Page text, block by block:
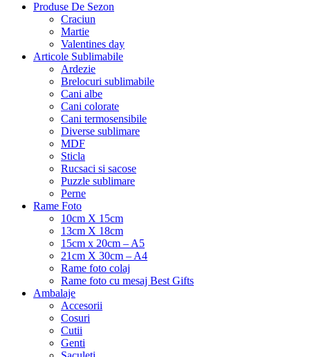
Produse De Sezon
Craciun
Martie
Valentines day
Articole Sublimabile
Ardezie
Brelocuri sublimabile
Cani albe
Cani colorate
Cani termosensibile
Diverse sublimare
MDF
Sticla
Rucsaci si sacose
Puzzle sublimare
Perne
Rame Foto
10cm X 15cm
13cm X 18cm
15cm x 20cm – A5
21cm X 30cm – A4
Rame foto colaj
Rame foto cu mesaj Best Gifts
Ambalaje
Accesorii
Cosuri
Cutii
Genti